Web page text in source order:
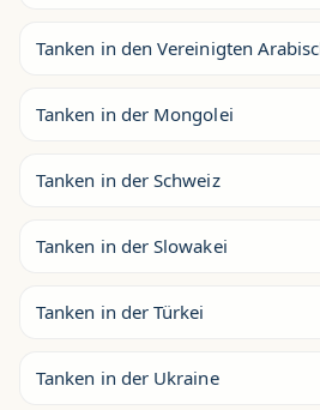
Tanken in den Vereinigten
Tanken in der Mongolei
Tanken in der Schweiz
Tanken in der Slowakei
Tanken in der Türkei
Tanken in der Ukraine